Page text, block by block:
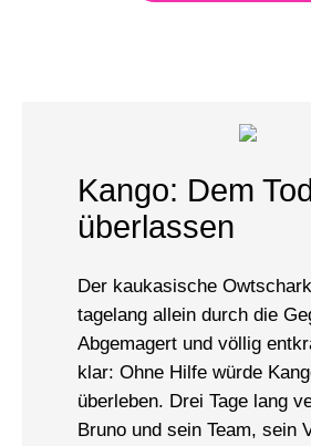
Kango: Dem
überlassen
Der kaukasische
tagelang allein durch die
Abgemagert und völlig
klar: Ohne Hilfe würde
überleben. Drei Tage lang
Bruno und sein Team, sein